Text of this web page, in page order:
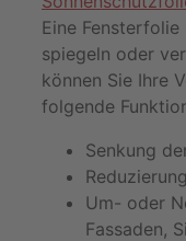
Eine
spiegeln oder
können Sie Ihre
folgende
Senkung
Um- oder
Fassaden,